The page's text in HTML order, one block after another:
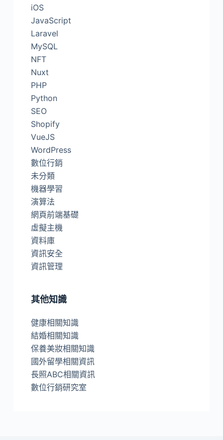
iOS
JavaScript
Laravel
MySQL
NFT
Nuxt
PHP
Python
SEO
Shopify
VueJS
WordPress
數位行銷
未分類
機器學習
演算法
網頁前端基礎
虛擬主機
資料庫
資訊安全
資訊管理
其他知識
健康相關知識
結婚相關知識
保養美妝相關知識
國外留學相關資訊
長照ABC相關資訊
數位行銷研究室